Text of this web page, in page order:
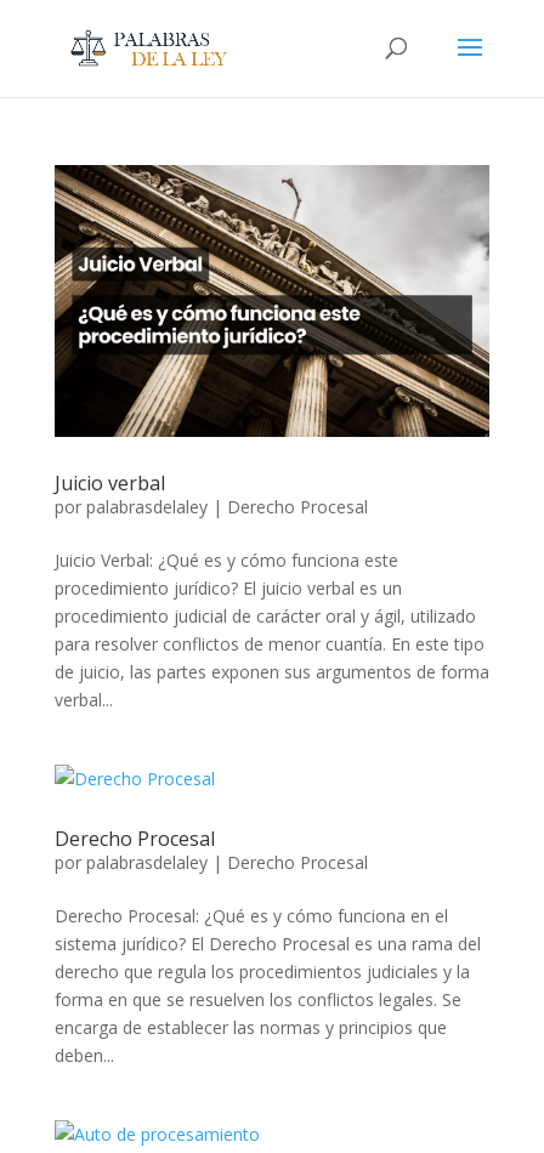
Juicio verbal
por palabrasdelaley| Derecho Procesal
Juicio Verbal: ¿Qué es y cómo funciona este
procedimiento jurídico? El juicio verbal es un
procedimiento judicial de carácter oral y ágil, utilizado
para resolver conflictos de menor cuantía. En este tipo
de juicio, las partes exponen sus argumentos de forma
verbal...
Derecho Procesal
por palabrasdelaley| Derecho Procesal
Derecho Procesal: ¿Qué es y cómo funciona en el
sistema jurídico? El Derecho Procesal es una rama del
derecho que regula los procedimientos judiciales y la
forma en que se resuelven los conflictos legales. Se
encarga de establecer las normas y principios que
deben...